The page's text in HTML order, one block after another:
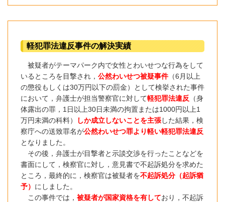
軽犯罪法違反事件の解決実績
被疑者がテーマパーク内で女性とわいせつな行為をして
いるところを目撃され， 公然わいせつ被疑事件（6月以上
の懲役もしくは30万円以下の罰金）として検挙された事件
において，弁護士が担当警察官に対して軽犯罪法違反 （身
体露出の罪，1日以上30日未満の拘置または1000円以上1
万円未満の科料）
しか成立しないことを主張した結果， 検
察庁への送致罪名が公然わいせつ罪より軽い軽犯罪法違反
となりました。
その後，弁護士が目撃者と示談交渉を行ったことなどを
書面にして，検察官に対し，意見書で不起訴処分を求めた
ところ，最終的に，検察官は被疑者を不起訴処分（起訴猶
予） にしました。
この事件では， 被疑者が国家資格を有しており，不起訴